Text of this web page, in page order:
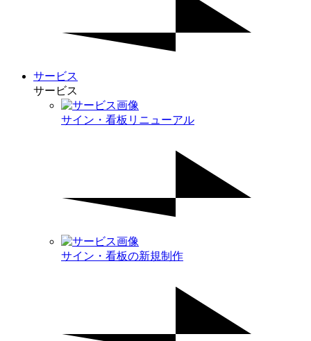
サービス
サービス
サイン・看板リニューアル
サイン・看板の新規制作